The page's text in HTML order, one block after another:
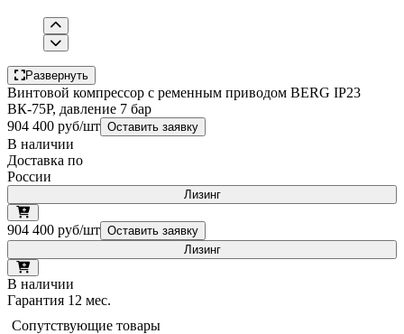
Развернуть
Винтовой компрессор с ременным приводом BERG IP23
ВК-75Р, давление 7 бар
904 400 руб/шт Оставить заявку
В наличии
Доставка по
России
Лизинг
904 400 руб/шт Оставить заявку
Лизинг
В наличии
Гарантия 12 мес.
Сопутствующие товары